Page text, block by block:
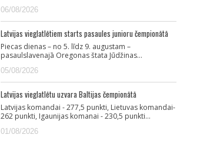
06/08/2026
Latvijas vieglatlētiem starts pasaules junioru čempionātā
Piecas dienas – no 5. līdz 9. augustam –
pasaulslavenajā Oregonas štata Jūdžinas…
05/08/2026
Latvijas vieglatlētu uzvara Baltijas čempionātā
Latvijas komandai - 277,5 punkti, Lietuvas komandai-
262 punkti, Igaunijas komanai - 230,5 punkti…
01/08/2026